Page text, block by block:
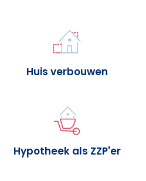
Huis verbouwen
Hypotheek als ZZP'er